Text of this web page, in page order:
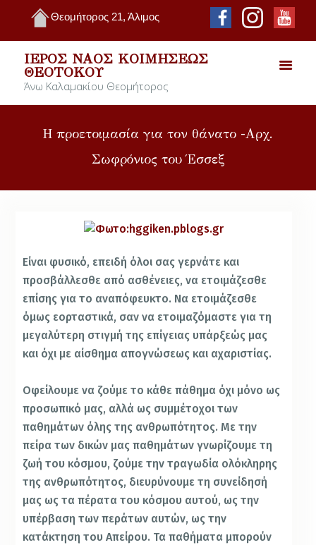
Θεομήτορος 21, Άλιμος
ΙΕΡΌΣ ΝΑΌΣ ΚΟΙΜΉΣΕΩΣ
ΘΕΟΤΌΚΟΥ
Άνω Καλαμακίου Θεομήτορος
Η προετοιμασία για τον θάνατο -Αρχ.
Σωφρόνιος του Έσσεξ
Είναι φυσικό, επειδή όλοι σας γερνάτε και
προσβάλλεσθε από ασθένειες, να ετοιμάζεσθε
επίσης για το αναπόφευκτο. Να ετοιμάζεσθε
όμως εορταστικά, σαν να ετοιμαζόμαστε για τη
μεγαλύτερη στιγμή της επίγειας υπάρξεώς μας
και όχι με αίσθημα απογνώσεως και αχαριστίας.
Οφείλουμε να ζούμε το κάθε πάθημα όχι μόνο ως
προσωπικό μας, αλλά ως συμμέτοχοι των
παθημάτων όλης της ανθρωπότητος. Με την
πείρα των δικών μας παθημάτων γνωρίζουμε τη
ζωή του κόσμου, ζούμε την τραγωδία ολόκληρης
της ανθρωπότητος, διευρύνουμε τη συνείδησή
μας ως τα πέρατα του κόσμου αυτού, ως την
υπέρβαση των περάτων αυτών, ως την
κατάκτηση του Απείρου. Τα παθήματα μπορούν